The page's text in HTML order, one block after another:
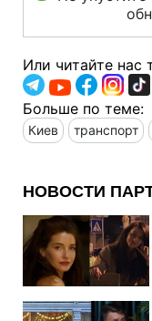
Или читайте нас
Больше по теме:
Киев транспорт